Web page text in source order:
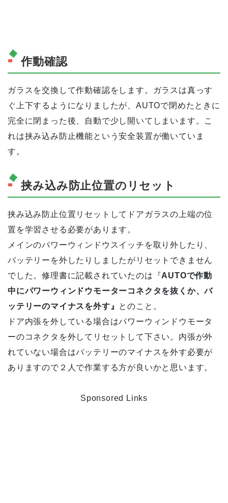
作動確認
ガラスを交換して作動確認をします。ガラスは真っす
ぐ上下するようになりましたが、AUTOで閉めたときに
完全に閉まった後、自動で少し開いてしまいます。こ
れは挟み込み防止機能という安全装置が働いていま
す。
挟み込み防止位置のリセット
挟み込み防止位置リセットしてドアガラスの上端の位
置を学習させる必要があります。
メインのパワーウィンドウスイッチを取り外したり、
バッテリーを外したりしましたがリセットできません
でした。修理書に記載されていたのは『AUTOで作動
中にパワーウィンドウモーターコネクタを抜くか、バ
ッテリーのマイナスを外す』 とのこと。
ドア内張を外している場合はパワーウィンドウモータ
ーのコネクタを外してリセットして下さい。内張が外
れていない場合はバッテリーのマイナスを外す必要が
ありますので２人で作業する方が良いかと思います。
Sponsored Links